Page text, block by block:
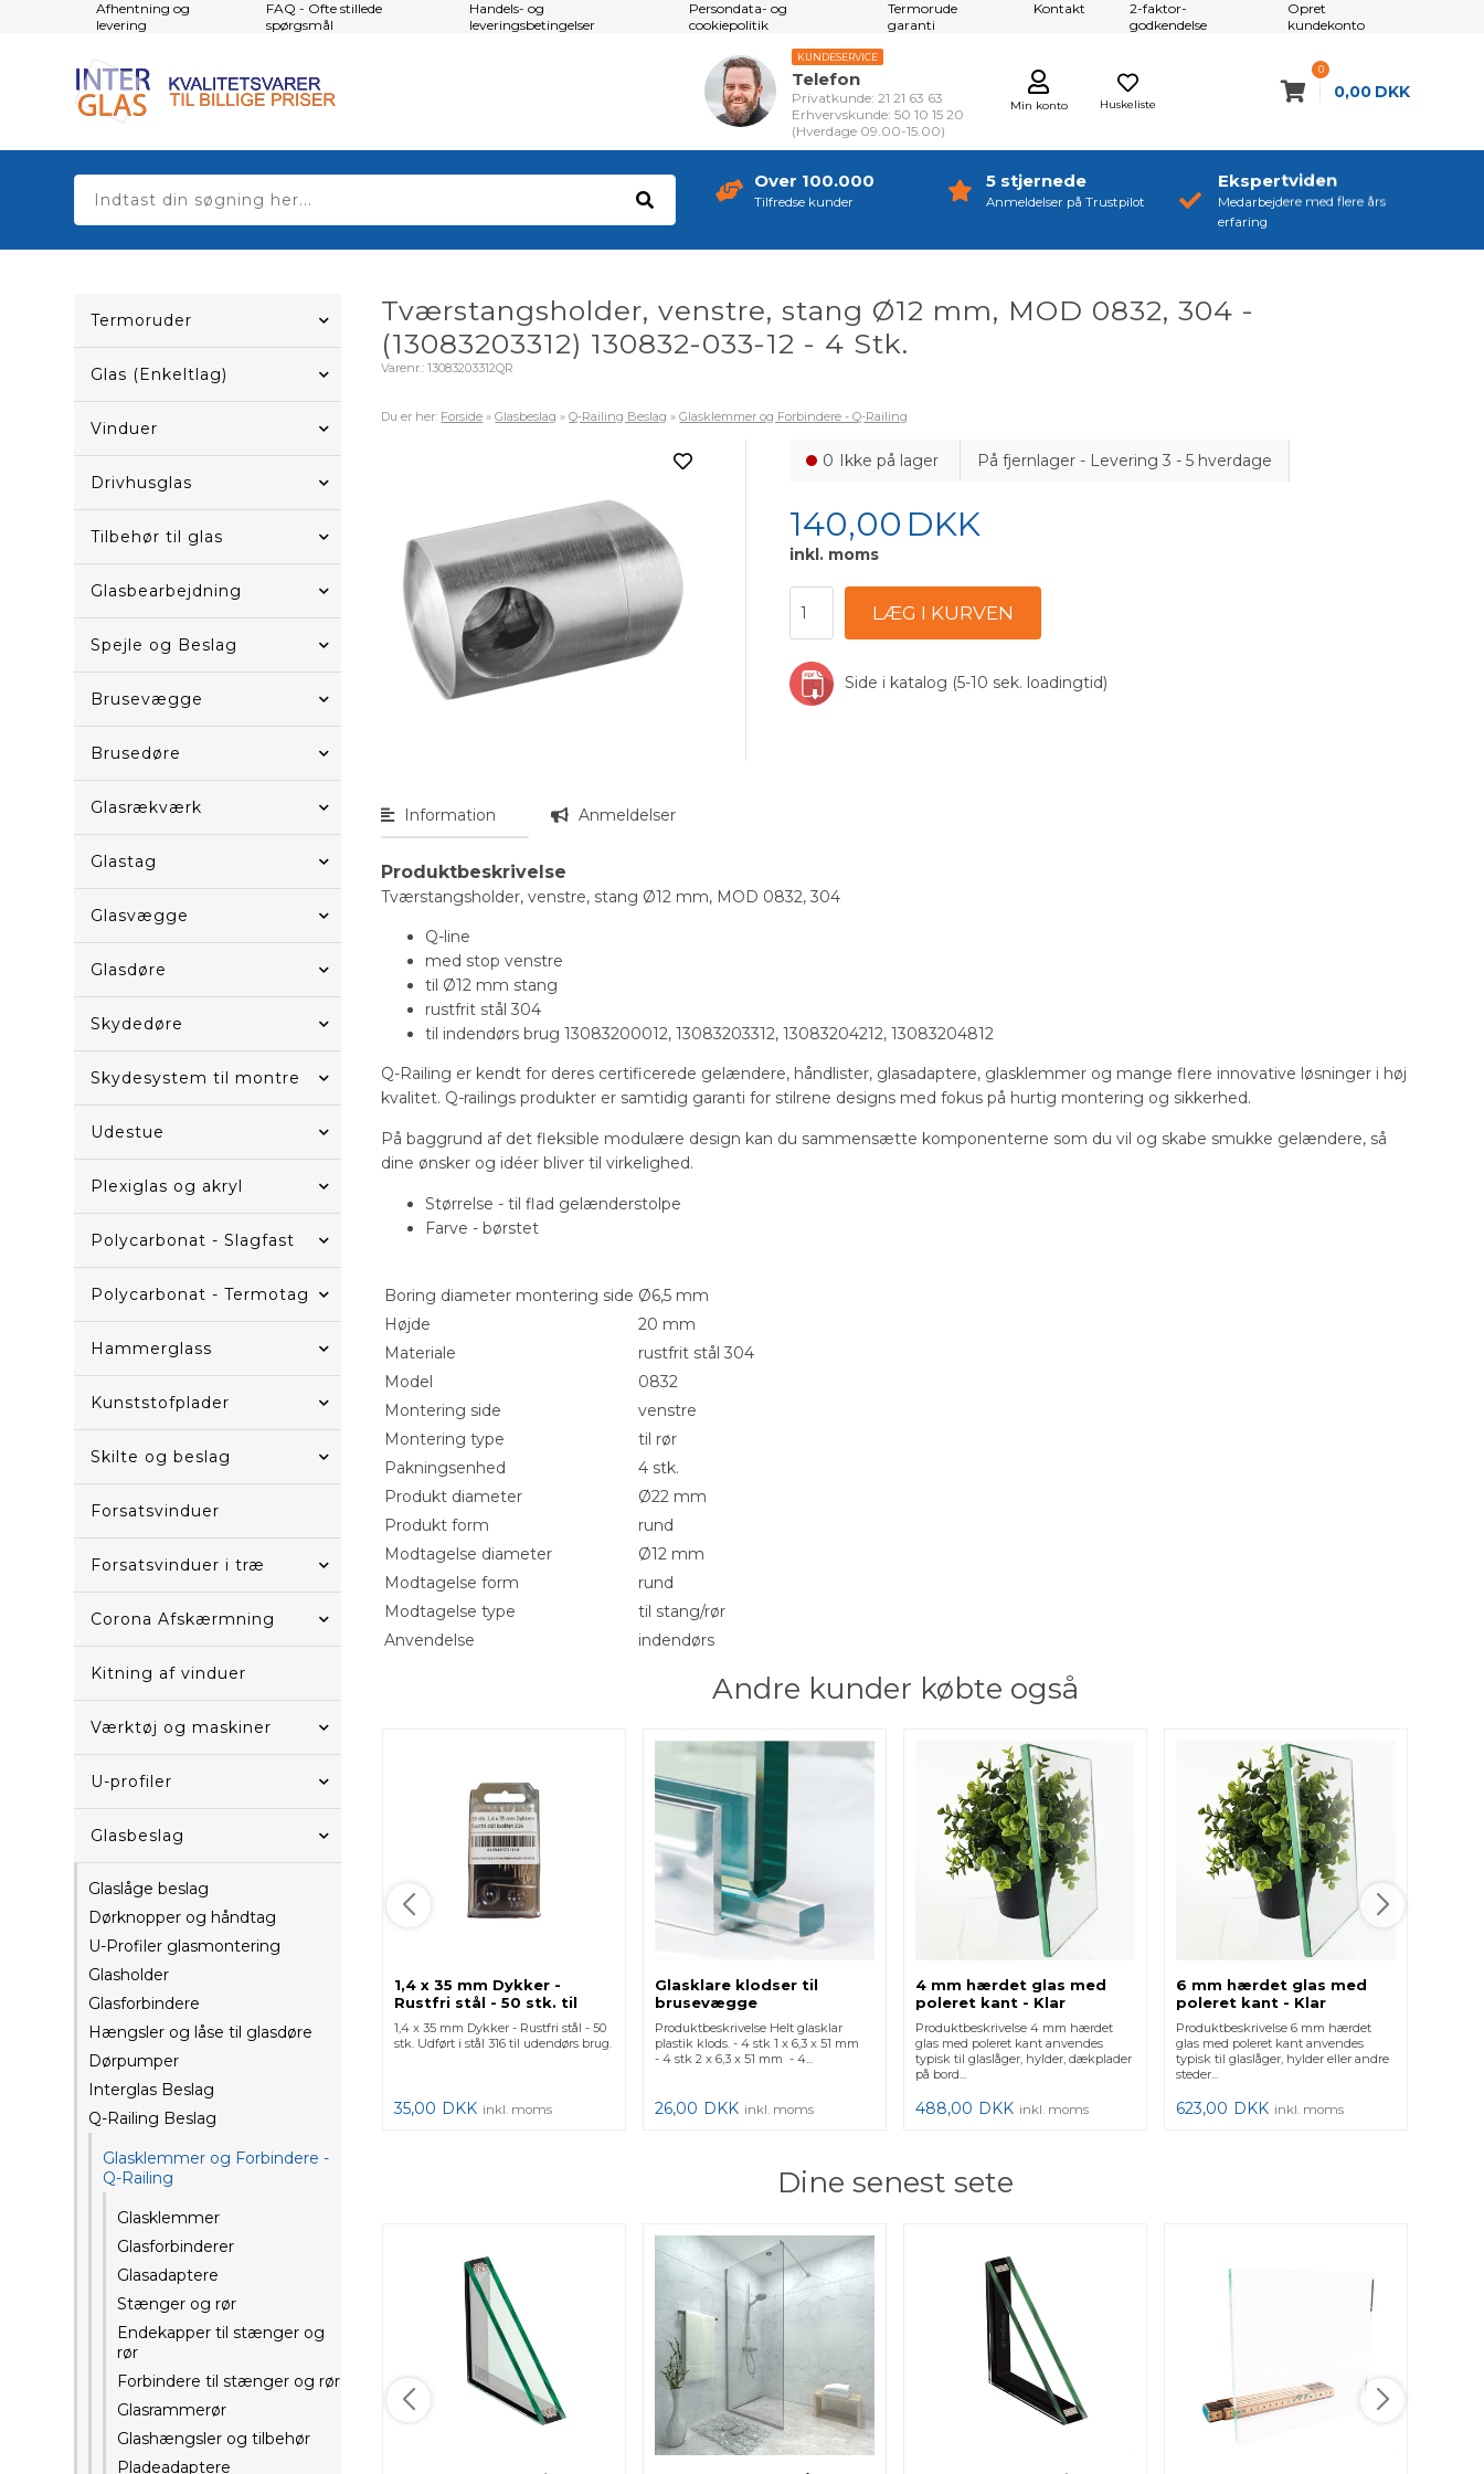
Afhentning og
levering
FAQ - Ofte stillede
spørgsmål
Handels- og
leveringsbetingelser
Persondata- og
cookiepolitik
Termorude
garanti
Kontakt
2-faktor-
godkendelse
Opret
kundekonto
Huskeliste
Min konto
KUNDESERVICE
Telefon
Privatkunde: 21 21 63 63
Erhvervskunde: 50 10 15 20
(Hverdage 09.00-15.00)
0
0,00 DKK
Over 100.000
Tilfredse kunder
5 stjernede
Anmeldelser på Trustpilot
Ekspertviden
Medarbejdere med flere års
erfaring
Termoruder
Glas (Enkeltlag)
Vinduer
Drivhusglas
Tilbehør til glas
Glasbearbejdning
Spejle og Beslag
Brusevægge
Brusedøre
Glasrækværk
Glastag
Glasvægge
Glasdøre
Skydedøre
Skydesystem til montre
Udestue
Plexiglas og akryl
Polycarbonat - Slagfast
Polycarbonat - Termotag
Hammerglass
Kunststofplader
Skilte og beslag
Forsatsvinduer
Forsatsvinduer i træ
Corona Afskærmning
Kitning af vinduer
Værktøj og maskiner
U-profiler
Glasbeslag
Glaslåge beslag
Dørknopper og håndtag
U-Profiler glasmontering
Glasholder
Glasforbindere
Hængsler og låse til glasdøre
Dørpumper
Interglas Beslag
Q-Railing Beslag
Glasklemmer og Forbindere -
Q-Railing
Glasklemmer
Glasforbinderer
Glasadaptere
Stænger og rør
Endekapper til stænger og
rør
Forbindere til stænger og rør
Glasrammerør
Glashængsler og tilbehør
Pladeadaptere
Tværstangsholder, venstre, stang Ø12 mm, MOD 0832, 304 -
(13083203312) 130832-033-12 - 4 Stk.
Varenr.:13083203312QR
Du er her: Forside »Glasbeslag »Q-Railing Beslag »Glasklemmer og Forbindere - Q-Railing
0 Ikke på lager På fjernlager - Levering 3 - 5 hverdage
140,00 DKK
inkl. moms
Side i katalog (5-10 sek. loadingtid)
Information Anmeldelser
Produktbeskrivelse
Tværstangsholder, venstre, stang Ø12 mm, MOD 0832, 304
Q-line
med stop venstre
til Ø12 mm stang
rustfrit stål 304
til indendørs brug 13083200012, 13083203312, 13083204212, 13083204812
Q-Railing er kendt for deres certificerede gelændere, håndlister, glasadaptere, glasklemmer og mange flere innovative løsninger i høj
kvalitet. Q-railings produkter er samtidig garanti for stilrene designs med fokus på hurtig montering og sikkerhed.
På baggrund af det fleksible modulære design kan du sammensætte komponenterne som du vil og skabe smukke gelændere, så
dine ønsker og idéer bliver til virkelighed.
Størrelse - til flad gelænderstolpe
Farve - børstet
Boring diameter montering side Ø6,5 mm
Højde
20 mm
Materiale
rustfrit stål 304
Model
0832
Montering side
venstre
Montering type
til rør
Pakningsenhed
4 stk.
Produkt diameter
Ø22 mm
Produkt form
rund
Modtagelse diameter
Ø12 mm
Modtagelse form
rund
Modtagelse type
til stang/rør
Anvendelse
indendørs
Andre kunder købte også
1,4 x 35 mm Dykker -
Rustfri stål - 50 stk. til
træglaslister
1,4 x 35 mm Dykker - Rustfri stål - 50
stk. Udført i stål 316 til udendørs brug.
35,00 DKK inkl. moms
Glasklare klodser til
brusevægge
Produktbeskrivelse Helt glasklar
plastik klods. - 4 stk 1 x 6,3 x 51 mm
- 4 stk 2 x 6,3 x 51 mm - 4...
26,00 DKK inkl. moms
4 mm hærdet glas med
poleret kant - Klar
Produktbeskrivelse 4 mm hærdet
glas med poleret kant anvendes
typisk til glaslåger, hylder, dækplader
på bord...
488,00 DKK inkl. moms
6 mm hærdet glas med
poleret kant - Klar
Produktbeskrivelse 6 mm hærdet
glas med poleret kant anvendes
typisk til glaslåger, hylder eller andre
steder...
623,00 DKK inkl. moms
Dine senest sete